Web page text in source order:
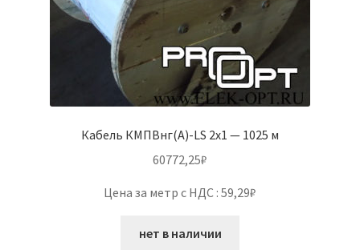
Кабель КМПВнг(А)-LS 2х1 — 1025 м
60772,25₽
Цена за метр с НДС : 59,29₽
нет в наличии